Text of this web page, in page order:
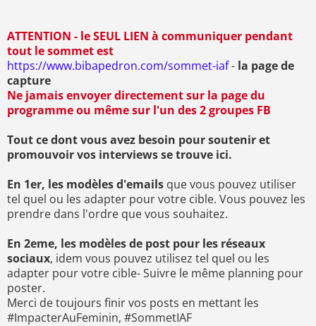
ATTENTION - le SEUL LIEN à communiquer pendant
tout le sommet est
https://www.bibapedron.com/sommet-iaf- la page de
capture
Ne jamais envoyer directement sur la page du
programme ou même sur l'un des 2 groupes FB
Tout ce dont vous avez besoin pour soutenir et
promouvoir vos interviews se trouve ici.
En 1er, les modèles d'emails que vous pouvez utiliser
tel quel ou les adapter pour votre cible. Vous pouvez les
prendre dans l'ordre que vous souhaitez.
En 2eme, les modèles de post pour les réseaux
sociaux, idem vous pouvez utilisez tel quel ou les
adapter pour votre cible- Suivre le même planning pour
poster.
Merci de toujours finir vos posts en mettant les
#ImpacterAuFeminin, #SommetIAF